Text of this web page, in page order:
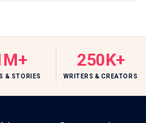
& STORIES
250K+
WRITERS & CREATORS